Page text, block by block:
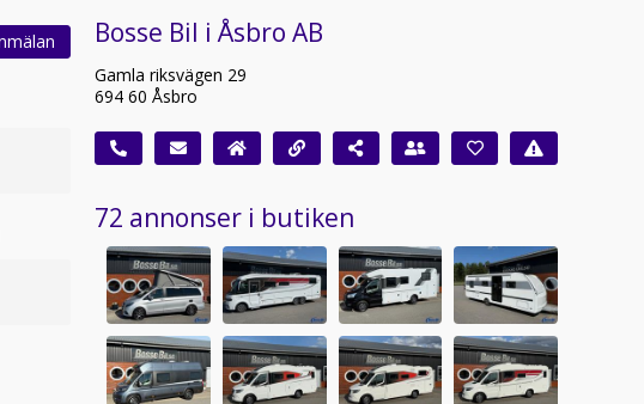
Bosse Bil i Åsbro AB
Gamla riksvägen 29
694 60 Åsbro
72 annonser i butiken